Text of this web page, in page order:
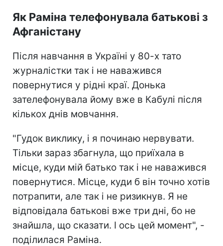
Як Раміна телефонувала батькові з
Афганістану
Після навчання в Україні у 80-х тато
журналістки так і не наважився
повернутися у рідні краї. Донька
зателефонувала йому вже в Кабулі після
кількох днів мовчання.
"Гудок виклику, і я починаю нервувати.
Тільки зараз збагнула, що приїхала в
місце, куди мій батько так і не наважився
повернутися. Місце, куди б він точно хотів
потрапити, але так і не ризикнув. Я не
відповідала батькові вже три дні, бо не
знайшла, що сказати. І ось цей момент", -
поділилася Раміна.